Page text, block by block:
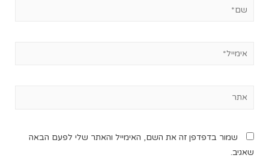
שמור בדפדפן זה את השם, האימייל והאתר שלי לפעם הבאה
שאגיב.